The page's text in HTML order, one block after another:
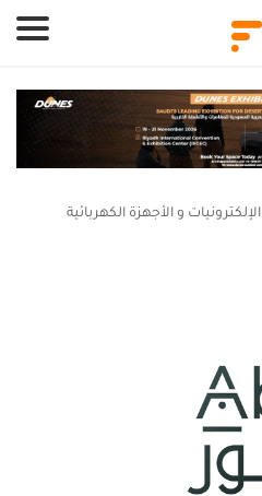
الإلكترونيات و الأجهزة الكهربائية
لوحة إدارة ملفات تعريف الارتباط